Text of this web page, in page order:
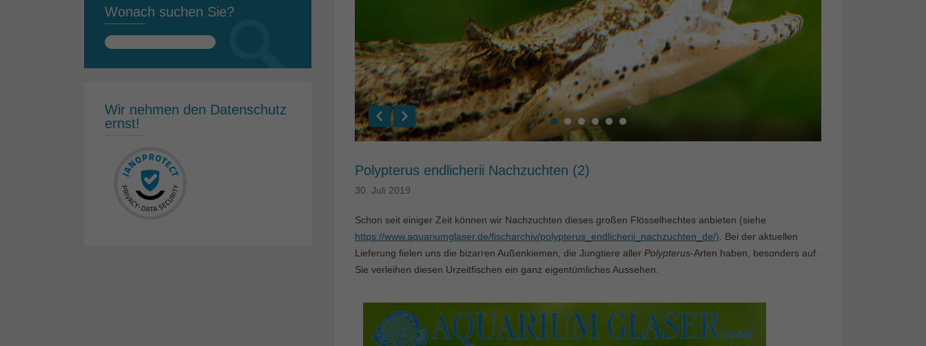
Polypterus endlicherii Nachzuchten (2)
30. Juli 2019
Schon seit einiger Zeit können wir Nachzuchten dieses großen Flösselhechtes anbieten (siehe
https://www.aquariumglaser.de/fischarchiv/polypterus_endlicherii_nachzuchten_de/) . Bei der aktuellen
Lieferung fielen uns die bizarren Außenkiemen, die Jungtiere aller Polypterus-Arten haben, besonders auf.
Sie verleihen diesen Urzeitfischen ein ganz eigentümliches Aussehen.
Wonach suchen Sie?
Suchen
Wir nehmen den Datenschutz
ernst!